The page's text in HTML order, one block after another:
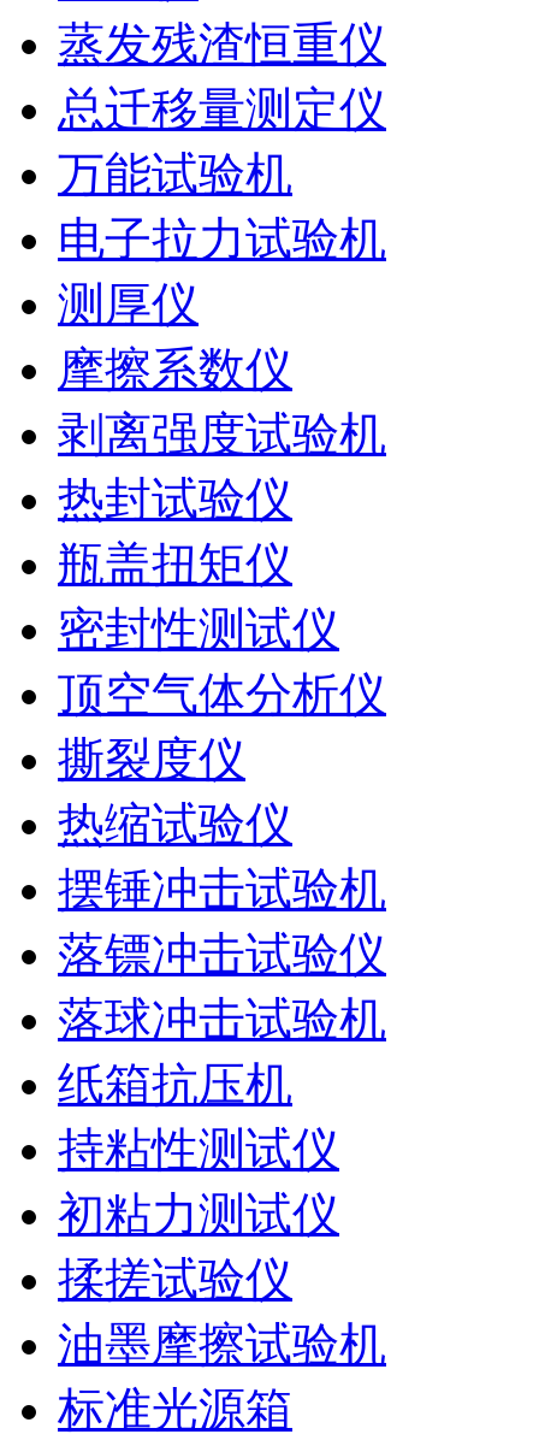
蒸发残渣恒重仪
总迁移量测定仪
万能试验机
电子拉力试验机
测厚仪
摩擦系数仪
剥离强度试验机
热封试验仪
瓶盖扭矩仪
密封性测试仪
顶空气体分析仪
撕裂度仪
热缩试验仪
摆锤冲击试验机
落镖冲击试验仪
落球冲击试验机
纸箱抗压机
持粘性测试仪
初粘力测试仪
揉搓试验仪
油墨摩擦试验机
标准光源箱